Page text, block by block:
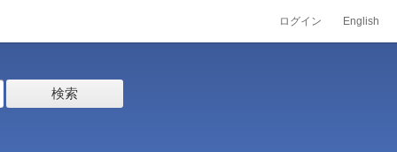
ログイン English
検索